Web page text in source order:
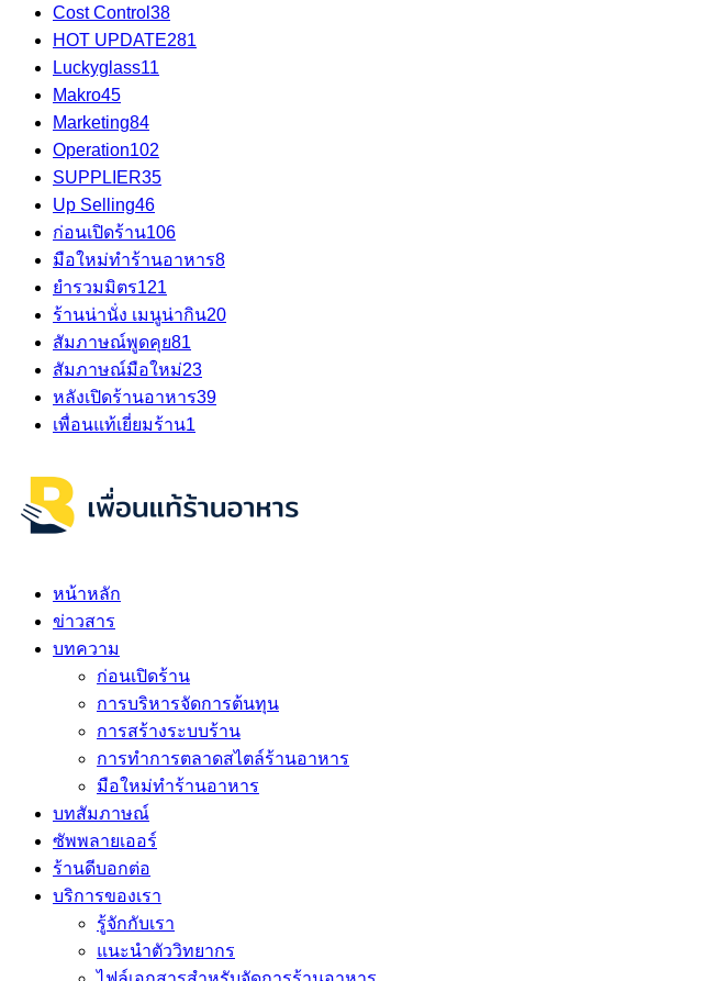
Cost Control 38
HOT UPDATE281
Luckyglass11
Makro45
Marketing84
Operation102
SUPPLIER35
Up Selling46
ก่อนเปิดร้าน106
มือใหม่ทำร้านอาหาร8
ยำรวมมิตร121
ร้านน่านั่ง เมนูน่ากิน20
สัมภาษณ์พูดคุย81
สัมภาษณ์มือใหม่23
หลังเปิดร้านอาหาร39
เพื่อนแท้เยี่ยมร้าน1
หน้าหลัก
ข่าวสาร
บทความ
ก่อนเปิดร้าน
การบริหารจัดการต้นทุน
การสร้างระบบร้าน
การทำการตลาดสไตล์ร้านอาหาร
มือใหม่ทำร้านอาหาร
บทสัมภาษณ์
ซัพพลายเออร์
ร้านดีบอกต่อ
บริการของเรา
รู้จักกับเรา
แนะนำตัววิทยากร